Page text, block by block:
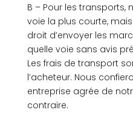
B – Pour les transports,
voie la plus courte,
droit d’envoyer les
quelle voie sans avis
Les frais de transport
l’acheteur. Nous
entreprise agrée de
contraire.